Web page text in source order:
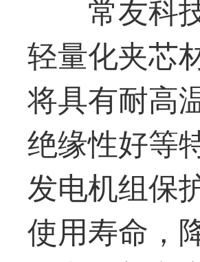
常友科
轻量化夹芯
将具有耐高
绝缘性好等
发电机组保
使用寿命，